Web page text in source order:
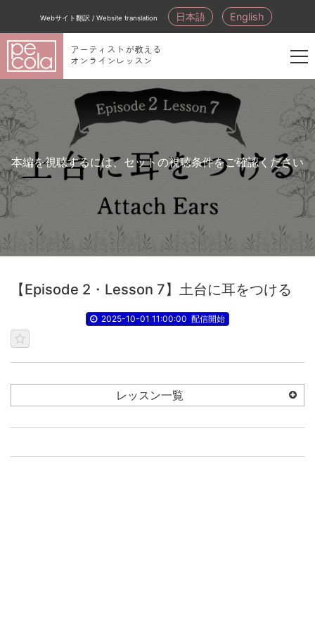
Webサイト翻訳 / Website translation 日本語 English
アーティストが教える
オンラインレッスン
新
規
会
員
登
録
本編を視聴するには、セットの視聴条件をご確認ください
【Episode 2・Lesson 7】土台に耳をつける
2025-10-01 11:00:00 配信開始
レッスン一覧